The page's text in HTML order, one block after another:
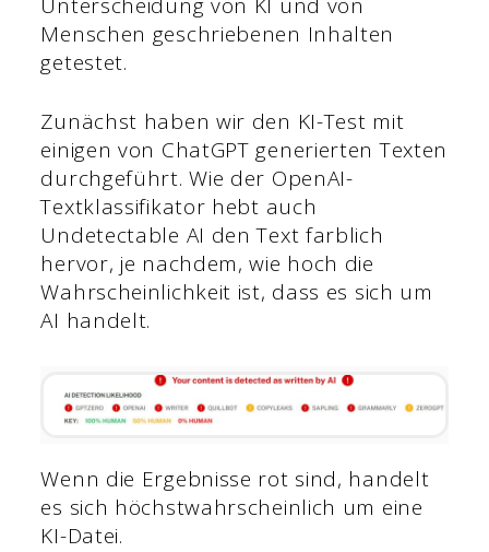
Menschen geschriebenen Inhalten
getestet.
Zunächst haben wir den KI-Test mit
einigen von ChatGPT generierten Texten
durchgeführt. Wie der OpenAI-
Textklassifikator hebt auch
Undetectable AI den Text farblich
hervor, je nachdem, wie hoch die
Wahrscheinlichkeit ist, dass es sich um
AI handelt.
Wenn die Ergebnisse rot sind, handelt
es sich höchstwahrscheinlich um eine
KI-Datei.